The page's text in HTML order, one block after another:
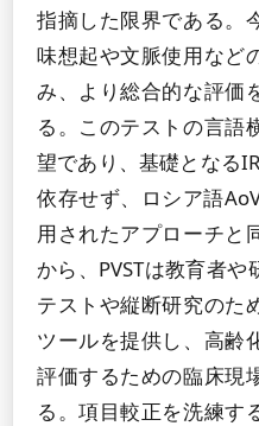
指摘した限界である。
味想起や文脈使用など
み、より総合的な評価
る。このテストの言語
望であり、基礎となる
依存せず、ロシア語
用されたアプローチと
から、PVSTは教育者
テストや縦断研究のた
ツールを提供し、高齢
評価するための臨床現
る。項目較正を洗練す